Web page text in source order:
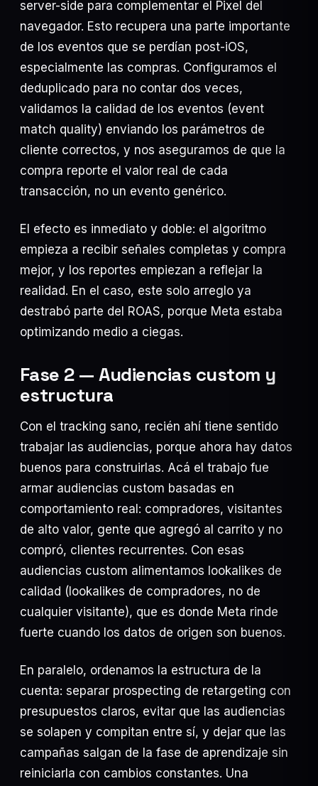
server-side para complementar el Pixel del
navegador. Esto recupera una parte importante
de los eventos que se perdían post-iOS,
especialmente las compras. Configuramos el
deduplicado para no contar dos veces,
validamos la calidad de los eventos (event
match quality) enviando los parámetros de
cliente correctos, y nos aseguramos de que la
compra reporte el valor real de cada
transacción, no un evento genérico.
El efecto es inmediato y doble: el algoritmo
empieza a recibir señales completas y compra
mejor, y los reportes empiezan a reflejar la
realidad. En el caso, este solo arreglo ya
destrabó parte del ROAS, porque Meta estaba
optimizando medio a ciegas.
Fase 2 — Audiencias custom y
estructura
Con el tracking sano, recién ahí tiene sentido
trabajar las audiencias, porque ahora hay datos
buenos para construirlas. Acá el trabajo fue
armar audiencias custom basadas en
comportamiento real: compradores, visitantes
de alto valor, gente que agregó al carrito y no
compró, clientes recurrentes. Con esas
audiencias custom alimentamos lookalikes de
calidad (lookalikes de compradores, no de
cualquier visitante), que es donde Meta rinde
fuerte cuando los datos de origen son buenos.
En paralelo, ordenamos la estructura de la
cuenta: separar prospecting de retargeting con
presupuestos claros, evitar que las audiencias
se solapen y compitan entre sí, y dejar que las
campañas salgan de la fase de aprendizaje sin
reiniciarla con cambios constantes. Una